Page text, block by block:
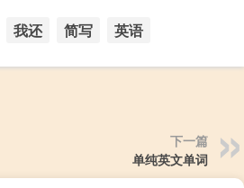
我还 简写 英语
下一篇
单纯英文单词